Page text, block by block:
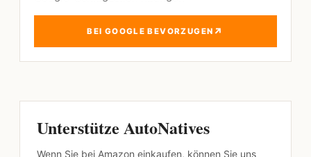
BEI GOOGLE BEVORZUGEN ↗
Unterstütze AutoNatives
Wenn Sie bei Amazon einkaufen, können Sie uns